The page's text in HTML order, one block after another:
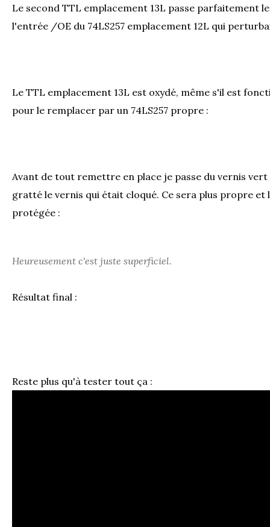
Le second TTL emplacement 13L passe parfaitement
l'entrée /OE du 74LS257 emplacement 12L qui
Le TTL emplacement 13L est oxydé, même s'il est
pour le remplacer par un 74LS257 propre :
Avant de tout remettre en place je passe du vernis vert
gratté le vernis qui était cloqué. Ce sera plus propre et
protégée :
Heureusement c'est juste superficiel.
Résultat final :
Reste plus qu'à tester tout ça :